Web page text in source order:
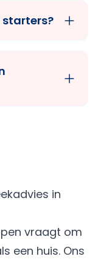
starters?
in
vraagt om
een huis. Ons